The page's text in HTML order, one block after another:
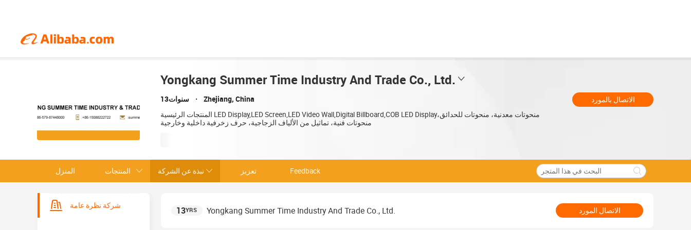
Yongkang Summer Time Industry And Trade Co., Ltd.
13سنوات Zhejiang, China
المنتجات الرئيسية LED Display,LED Screen,LED Video Wall,Digital Billboard,COB LED Displayمنحوتات معدنية، منحوتات للحدائق،
منحوتات فنية، تماثيل من الألياف الزجاجية، حرف زخرفية داخلية وخارجية
الاتصال بالمورد
المنزل المنتجات نبذة عن الشركة تعزيز Feedback
شركة نظرة عامة 13YRS Yongkang Summer Time Industry And Trade Co., Ltd. الاتصال المورد